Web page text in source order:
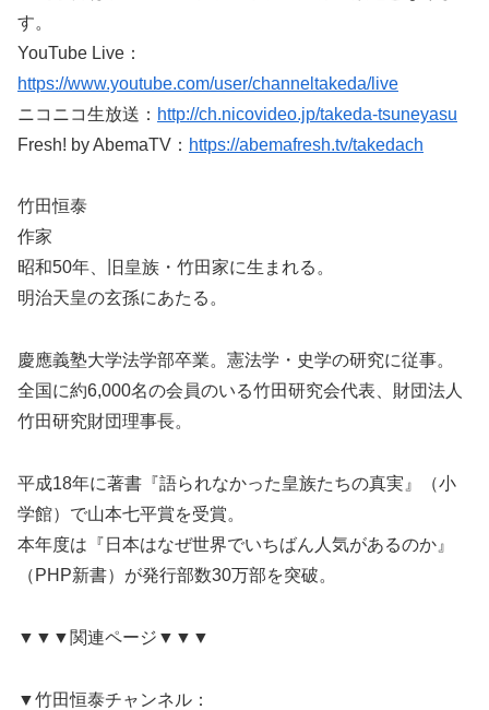
す。
YouTube Live：
https://www.youtube.com/user/channeltakeda/live
ニコニコ生放送： http://ch.nicovideo.jp/takeda-tsuneyasu
Fresh! by AbemaTV： https://abemafresh.tv/takedach
竹田恒泰
作家
昭和50年、旧皇族・竹田家に生まれる。
明治天皇の玄孫にあたる。
慶應義塾大学法学部卒業。憲法学・史学の研究に従事。
全国に約6,000名の会員のいる竹田研究会代表、財団法人
竹田研究財団理事長。
平成18年に著書『語られなかった皇族たちの真実』（小
学館）で山本七平賞を受賞。
本年度は『日本はなぜ世界でいちばん人気があるのか』
（PHP新書）が発行部数30万部を突破。
▼▼▼関連ページ▼▼▼
▼竹田恒泰チャンネル：